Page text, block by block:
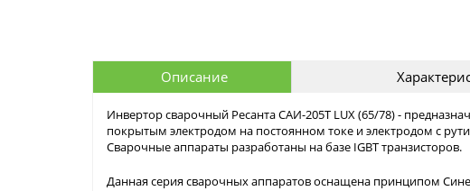
Описание
Инвертор сварочный Ресанта САИ-205Т LUX (65/78) -
покрытым электродом на постоянном токе и электродом с
Сварочные аппараты разработаны на базе IGBT транзисторов.
Данная серия сварочных аппаратов оснащена принципом